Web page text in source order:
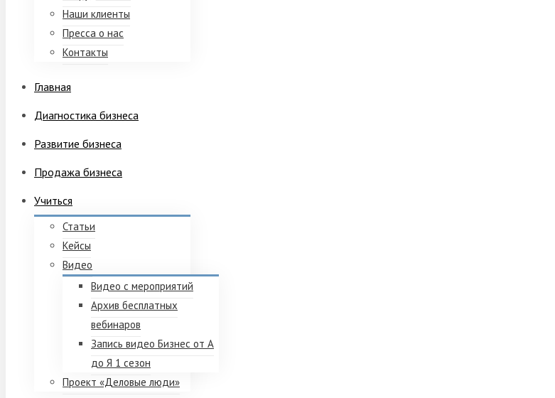
Наши клиенты
Пресса о нас
Контакты
Главная
Диагностика бизнеса
Развитие бизнеса
Продажа бизнеса
Учиться
Статьи
Кейсы
Видео
Видео с мероприятий
Архив бесплатных
вебинаров
Запись видео Бизнес от А
до Я 1 сезон
Проект «Деловые люди»